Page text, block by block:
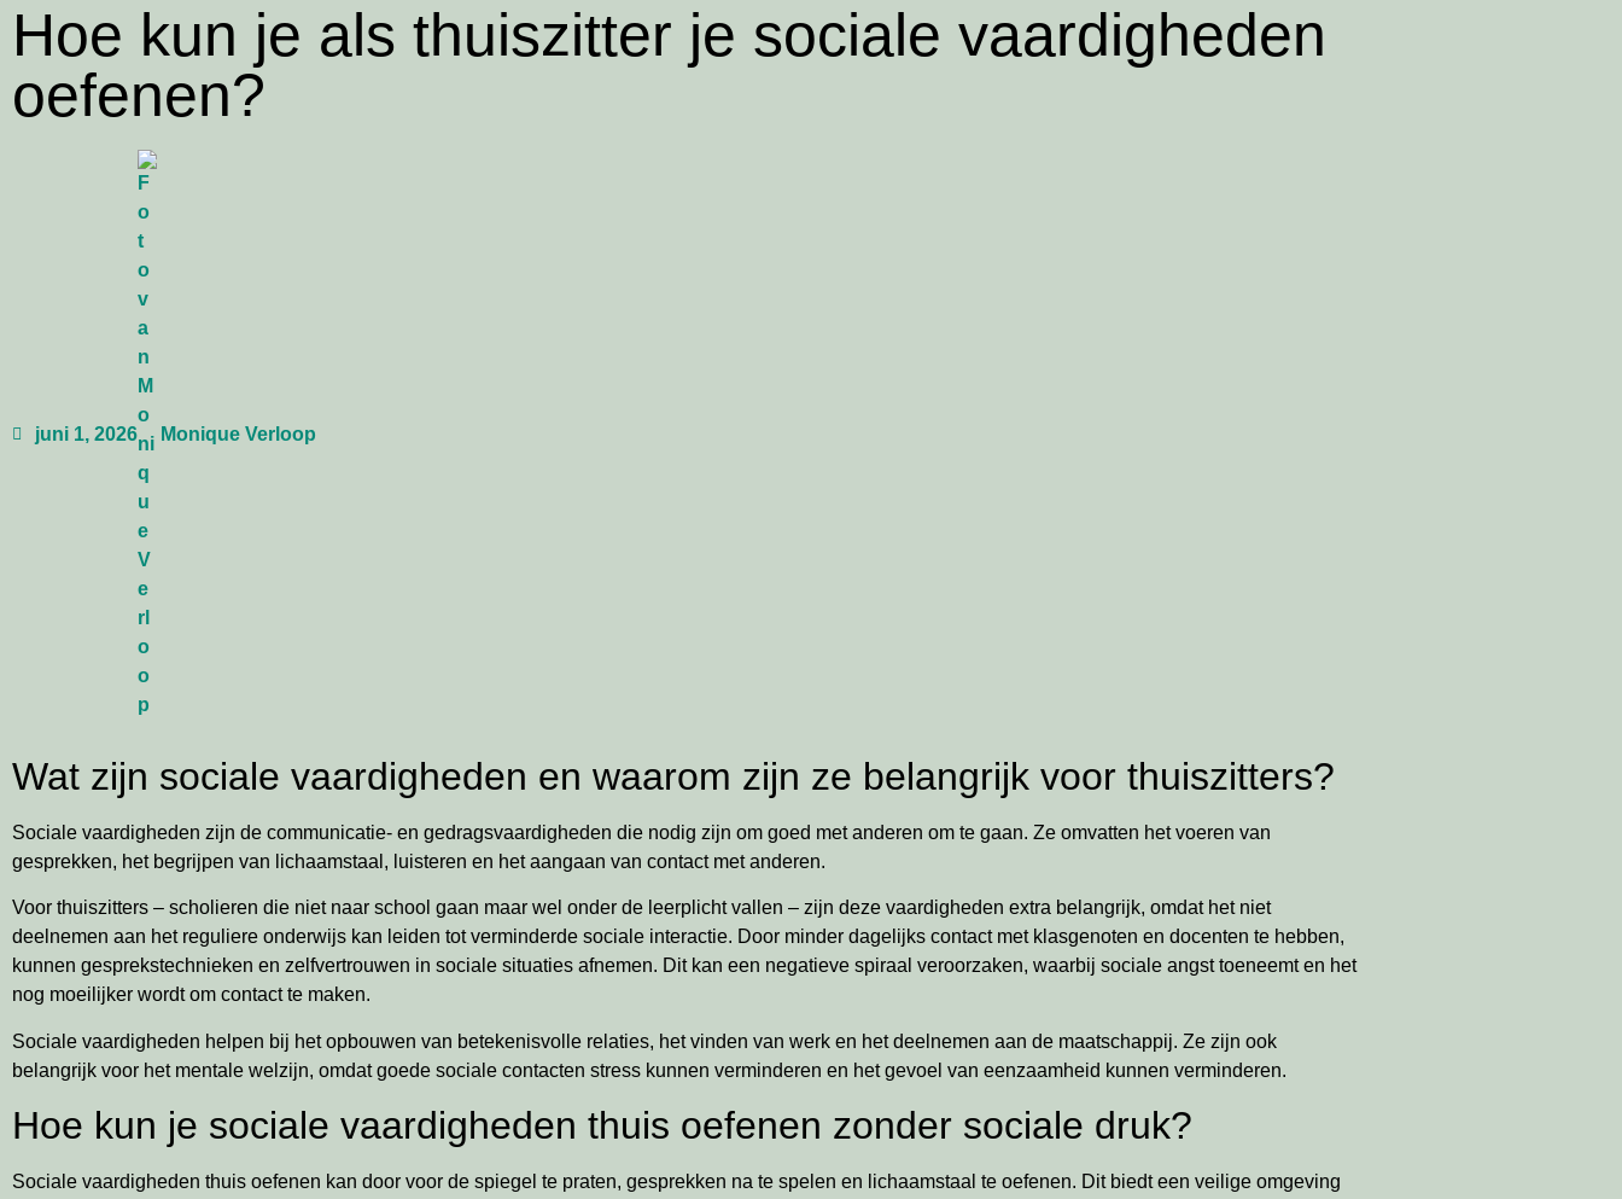
Hoe kun je als thuiszitter je sociale vaardigheden
oefenen?
juni 1, 2026 Monique Verloop
Wat zijn sociale vaardigheden en waarom zijn ze belangrijk voor thuiszitters?
Sociale vaardigheden zijn de communicatie- en gedragsvaardigheden die nodig zijn om goed met anderen om te gaan. Ze omvatten het voeren van
gesprekken, het begrijpen van lichaamstaal, luisteren en het aangaan van contact met anderen.
Voor thuiszitters – scholieren die niet naar school gaan maar wel onder de leerplicht vallen – zijn deze vaardigheden extra belangrijk, omdat het niet
deelnemen aan het reguliere onderwijs kan leiden tot verminderde sociale interactie. Door minder dagelijks contact met klasgenoten en docenten te hebben,
kunnen gesprekstechnieken en zelfvertrouwen in sociale situaties afnemen. Dit kan een negatieve spiraal veroorzaken, waarbij sociale angst toeneemt en het
nog moeilijker wordt om contact te maken.
Sociale vaardigheden helpen bij het opbouwen van betekenisvolle relaties, het vinden van werk en het deelnemen aan de maatschappij. Ze zijn ook
belangrijk voor het mentale welzijn, omdat goede sociale contacten stress kunnen verminderen en het gevoel van eenzaamheid kunnen verminderen.
Hoe kun je sociale vaardigheden thuis oefenen zonder sociale druk?
Sociale vaardigheden thuis oefenen kan door voor de spiegel te praten, gesprekken na te spelen en lichaamstaal te oefenen. Dit biedt een veilige omgeving